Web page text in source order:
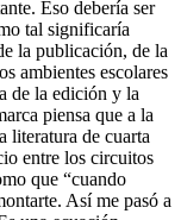
Eso debería ser
tal significaría
la publicación, de la
ambientes escolares
de la edición y la
piensa que a la
literatura de cuarta
entre los circuitos
que “cuando
Así me pasó a